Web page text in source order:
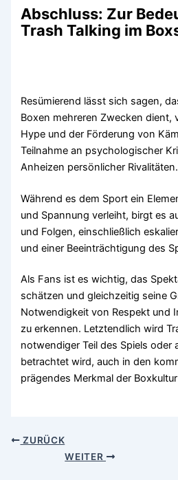
Abschluss: Zur
Trash Talking im
Resümierend lässt sich sagen,
Boxen mehreren Zwecken dient,
Hype und der Förderung von
Teilnahme an psychologischer
Anheizen persönlicher Rivalitäten.
Während es dem Sport ein
und Spannung verleiht, birgt es
und Folgen, einschließlich
und einer Beeinträchtigung des
Als Fans ist es wichtig, das
schätzen und gleichzeitig seine
Notwendigkeit von Respekt und
zu erkennen. Letztendlich wird
notwendiger Teil des Spiels oder
betrachtet wird, auch in den
prägendes Merkmal der
ZURÜCK
WEITER